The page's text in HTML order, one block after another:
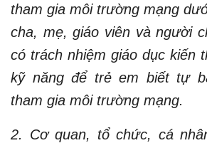
tham gia môi trường mạng
cha, mẹ, giáo viên và người
có trách nhiệm giáo dục kiến
kỹ năng để trẻ em biết tự
tham gia môi trường mạng.
2. Cơ quan, tổ chức, cá